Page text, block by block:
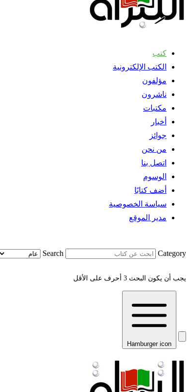
كتب
الكتب الإلكترونية
مؤلفون
ناشرون
مكتبات
أخبار
جوائز
من نحن
اتصل بنا
الوسوم
أضف كتابًا
سياسة الخصوصية
مدير الموقع
Search Category
يجب أن يكون البحث 3 أحرف على الأقل
Hamburger icon